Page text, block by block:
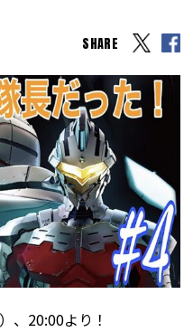
SHARE
、20:00より！